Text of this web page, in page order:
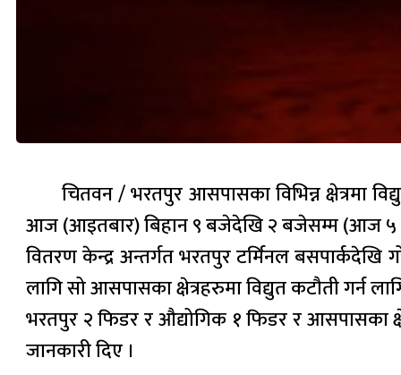
चितवन / भरतपुर आसपासका विभिन्न क्षेत्रमा
आज (आइतबार) बिहान ९ बजेदेखि २ बजेसम्म (आज ५
वितरण केन्द्र अन्तर्गत भरतपुर टर्मिनल
लागि सो आसपासका क्षेत्रहरुमा विद्युत कटौती गर्न
भरतपुर २ फिडर र औद्योगिक १ फिडर र आसपासका
जानकारी दिए ।